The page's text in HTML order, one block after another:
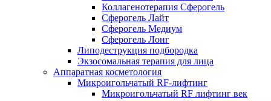
Коллагенотерапия Сферогель
Сферогель Лайт
Сферогель Медиум
Сферогель Лонг
Липодеструкция подбородка
Экзосомальная терапия для лица
Аппаратная косметология
Микроигольчатый RF-лифтинг
Микроигольчатый RF лифтинг век